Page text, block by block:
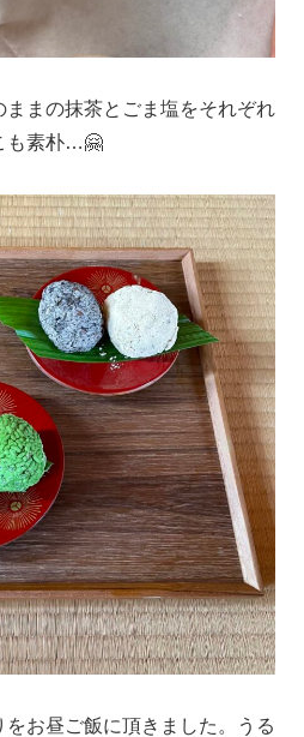
ままの抹茶とごま塩をそれぞれ
も素朴…🤗
お昼ご飯に頂きました。うる